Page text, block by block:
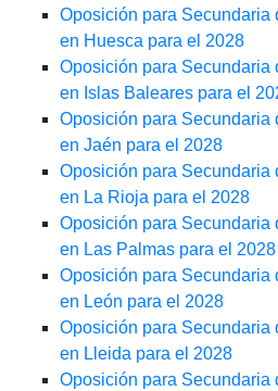
Oposición para Secundaria
en Huesca para el 2028
Oposición para Secundaria
en Islas Baleares para el
Oposición para Secundaria
en Jaén para el 2028
Oposición para Secundaria
en La Rioja para el 2028
Oposición para Secundaria
en Las Palmas para el 2028
Oposición para Secundaria
en León para el 2028
Oposición para Secundaria
en Lleida para el 2028
Oposición para Secundaria